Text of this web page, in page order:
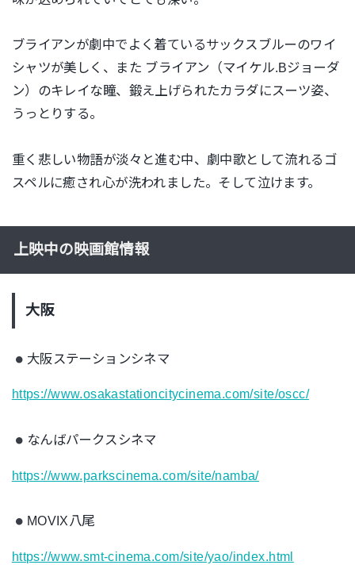
ブライアンが劇中でよく着ているサックスブルーのワイ
シャツが美しく、また ブライアン（マイケル.Bジョーダ
ン）のキレイな瞳、鍛え上げられたカラダにスーツ姿、
うっとりする。
重く悲しい物語が淡々と進む中、劇中歌として流れるゴ
スペルに癒され心が洗われました。そして泣けます。
上映中の映画館情報
大阪
大阪ステーションシネマ
https://www.osakastationcitycinema.com/site/oscc/
なんばパークスシネマ
https://www.parkscinema.com/site/namba/
MOVIX八尾
https://www.smt-cinema.com/site/yao/index.html